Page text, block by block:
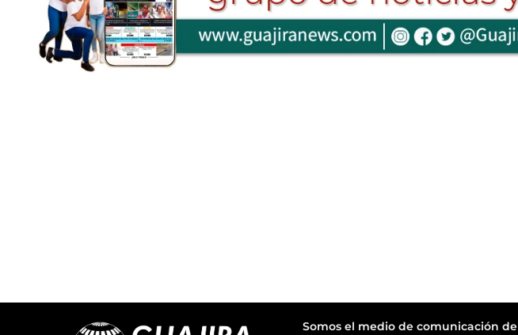
Somos el medio de comunicación de